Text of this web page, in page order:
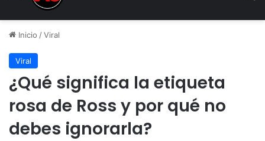
Inicio /Viral
Viral
¿Qué significa la etiqueta
rosa de Ross y por qué no
debes ignorarla?